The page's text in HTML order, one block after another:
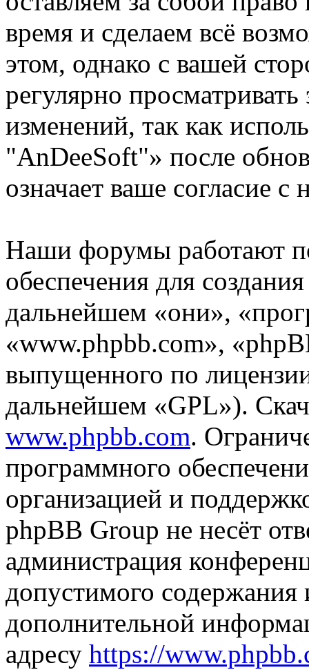
время и сделаем всё
этом, однако с вашей
регулярно просматривать
изменений, так как
"AnDeeSoft"» после
означает ваше согласие с
Наши форумы работают
обеспечения для
дальнейшем «они»,
«www.phpbb.com»,
выпущенного по
дальнейшем «GPL»).
www.phpbb.com.
программного
организацией и
phpBB Group не несёт
администрация
допустимого
дополнительной
адресу https://